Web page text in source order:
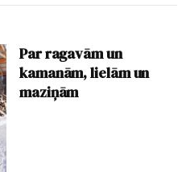
Par ragavām un
kamanām, lielām un
maziņām